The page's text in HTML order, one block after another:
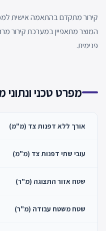
קירור מתקדם בהתאמה אישית
פנימית.
מפרט טכני ונתוני
אורך ללא דפנות צד (מ"מ)
עובי שתי דפנות צד (מ"מ)
שטח אזור התצוגה (מ"ר)
שטח משטח עבודה (מ"ר)